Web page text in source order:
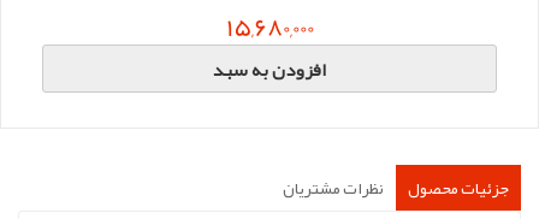
15,680,000
افزودن به سبد
جزئیات محصول نظرات مشتریان